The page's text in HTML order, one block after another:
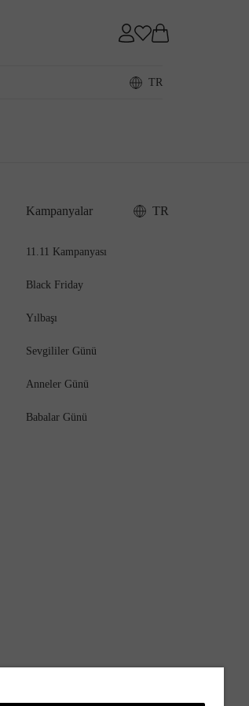
TR
Kampanyalar
11.11 Kampanyası
Black Friday
Yılbaşı
Sevgililer Günü
Anneler Günü
Babalar Günü
TR